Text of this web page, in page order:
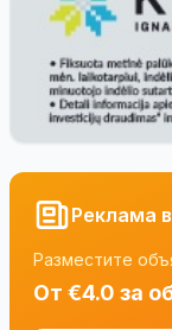
Реклама
Разместите
От €4.0 за